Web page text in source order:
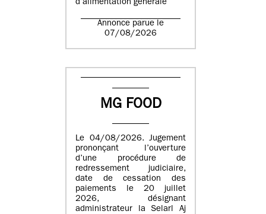
d’alimentation générale
Annonce parue le
07/08/2026
MG FOOD
Le 04/08/2026. Jugement
prononçant l’ouverture
d’une procédure de
redressement judiciaire,
date de cessation des
paiements le 20 juillet
2026, désignant
administrateur la Selarl Aj